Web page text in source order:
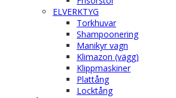
ELVERKTYG
Torkhuvar
Shampoonering
Manikyr vagn
Klimazon (vägg)
Klippmaskiner
Plattång
Locktång